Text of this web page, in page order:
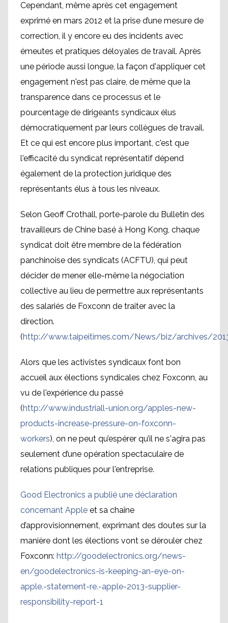
Cependant, même après cet engagement
exprimé en mars 2012 et la prise d’une mesure de
correction, il y encore eu des incidents avec
émeutes et pratiques déloyales de travail. Après
une période aussi longue, la façon d'appliquer cet
engagement n'est pas claire, de même que la
transparence dans ce processus et le
pourcentage de dirigeants syndicaux élus
démocratiquement par leurs collègues de travail.
Et ce qui est encore plus important, c'est que
l'efficacité du syndicat représentatif dépend
également de la protection juridique des
représentants élus à tous les niveaux.
Selon Geoff Crothall, porte-parole du Bulletin des
travailleurs de Chine basé à Hong Kong, chaque
syndicat doit être membre de la fédération
panchinoise des syndicats (ACFTU), qui peut
décider de mener elle-même la négociation
collective au lieu de permettre aux représentants
des salariés de Foxconn de traiter avec la
direction.
(http://www.taipeitimes.com/News/biz/archives/
Alors que les activistes syndicaux font bon
accueil aux élections syndicales chez Foxconn, au
vu de l'expérience du passé
(http://www.industriall-union.org/apples-new-
products-increase-pressure-on-foxconn-
workers), on ne peut qu’espérer qu’il ne s'agira pas
seulement d’une opération spectaculaire de
relations publiques pour l'entreprise.
Good Electronics a publié une déclaration
concernant Apple et sa chaîne
d’approvisionnement, exprimant des doutes sur la
manière dont les élections vont se dérouler chez
Foxconn: http://goodelectronics.org/news-
en/goodelectronics-is-keeping-an-eye-on-
apple.-statement-re.-apple-2013-supplier-
responsibility-report-1